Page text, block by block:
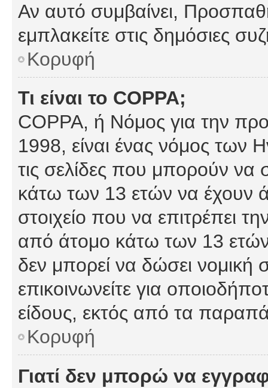
Αν αυτό συμβαίνει,
εμπλακείτε στις δημόσιες
Κορυφή
Τι είναι το COPPA;
COPPA, ή Νόμος για την
1998, είναι ένας νόμος των
τις σελίδες που μπορούν να
κάτω των 13 ετών να έχουν
στοιχείο που να επιτρέπει
από άτομο κάτω των 13
δεν μπορεί να δώσει νομική
επικοινωνείτε για
είδους, εκτός από τα
Κορυφή
Γιατί δεν μπορώ να